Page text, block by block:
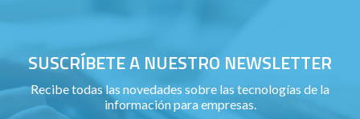
SUSCRÍBETE A NUESTRO NEWSLETTER
Recibe todas las novedades sobre las tecnologías de la
información para empresas.